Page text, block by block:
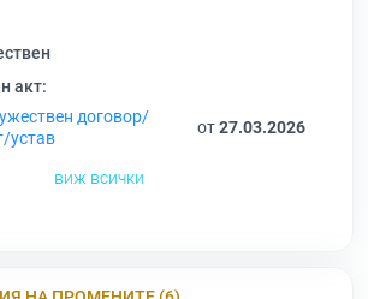
акт:
договор/
устав
от27.03.2026
виж всички